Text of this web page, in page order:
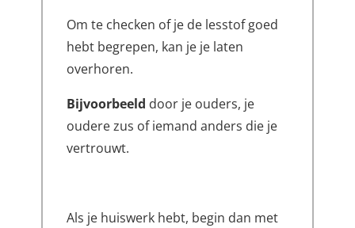
Om te checken of je de lesstof goed
hebt begrepen, kan je je laten
overhoren.
Bijvoorbeeld door je ouders, je
oudere zus of iemand anders die je
vertrouwt.
Als je huiswerk hebt, begin dan met